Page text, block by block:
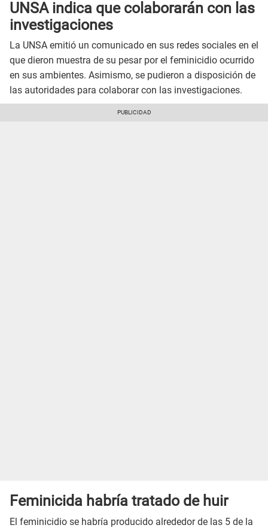
UNSA indica que colaborarán con las
investigaciones
La UNSA emitió un comunicado en sus redes sociales en el
que dieron muestra de su pesar por el feminicidio ocurrido
en sus ambientes. Asimismo, se pudieron a disposición de
las autoridades para colaborar con las investigaciones.
Feminicida habría tratado de huir
El feminicidio se habría producido alrededor de las 5 de la